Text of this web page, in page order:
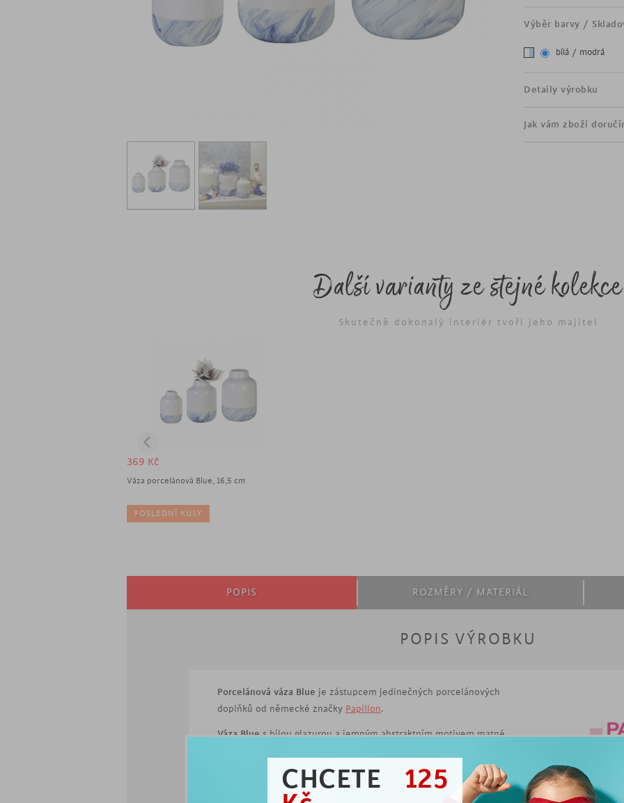
CHCETE
125
Výběr barvy /
bílá / modrá
Detaily výrobku
Jak vám zboží
Další varianty ze stejné kolekce
Skutečně dokonalý interiér tvoří jeho majitel
369 Kč
Váza porcelánová Blue, 16,5 cm
POSLEDNÍ KUSY
POPIS ROZMĚRY / MATERIÁL
POPIS VÝROBKU
Porcelánová váza Blue je zástupcem jedinečných porcelánových
doplňků od německé značky Papillon.
Váza Blue s bílou glazurou a jemným abstraktním motivem matné
květiny a oživte váš prostřený jídelní stůl.